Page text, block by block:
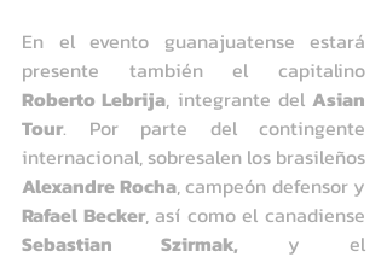
En el evento guanajuatense estará
Roberto Lebrija, integrante del Asian
Tour. Por parte del contingente
Alexandre Rocha
Rafael Becker
Sebastian Szirmak, y el